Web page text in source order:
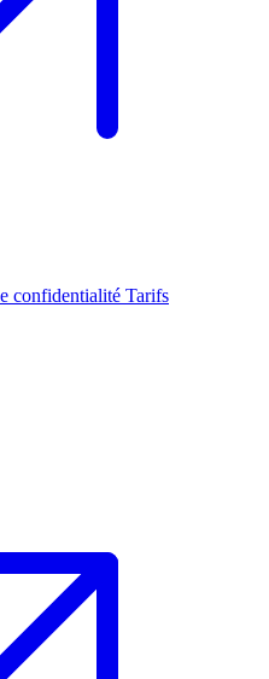
confidentialité Tarifs